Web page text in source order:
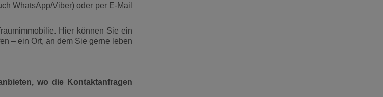
WhatsApp/Viber) oder per E-Mail
Hier können Sie ein
– ein Ort, an dem Sie gerne leben
wo die Kontaktanfragen